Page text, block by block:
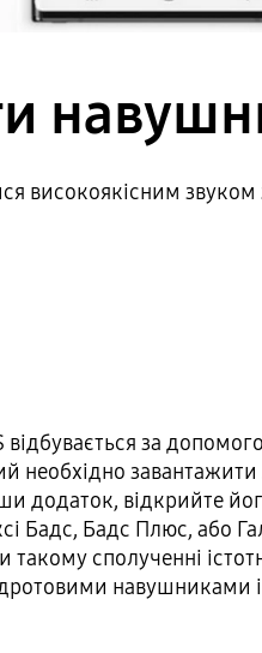
високоякісним
за
необхідно завантажити
додаток, відкрийте
Бадс, Бадс Плюс, або
сполученні
навушниками